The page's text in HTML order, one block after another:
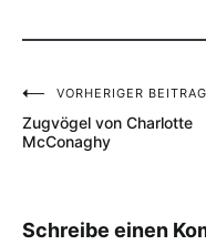
VORHERIGER BEITRAG
Zugvögel von Charlotte
McConaghy
Schreibe einen